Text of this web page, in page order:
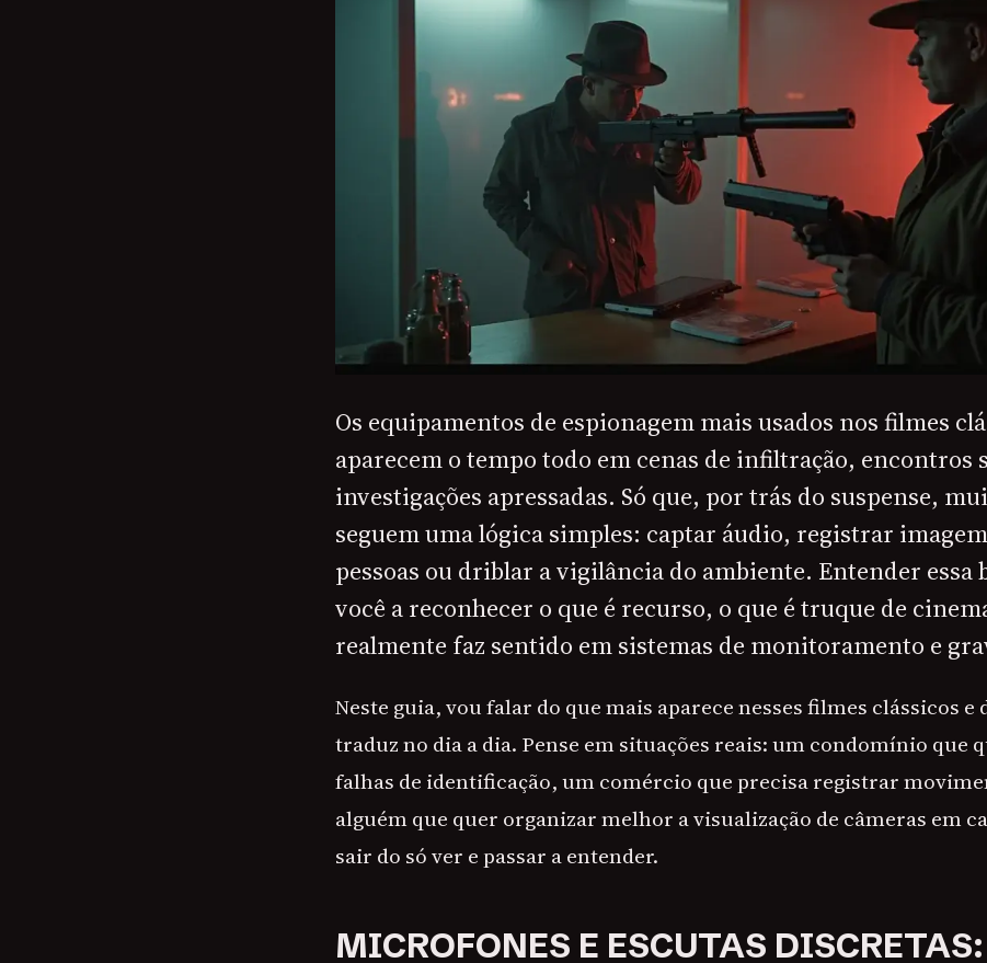
Os equipamentos de espionagem mais usados nos filmes
aparecem o tempo todo em cenas de infiltração, encontros
investigações apressadas. Só que, por trás do suspense,
seguem uma lógica simples: captar áudio, registrar
pessoas ou driblar a vigilância do ambiente. Entender essa
você a reconhecer o que é recurso, o que é truque de
realmente faz sentido em sistemas de monitoramento e
Neste guia, vou falar do que mais aparece nesses filmes clássicos e
traduz no dia a dia. Pense em situações reais: um condomínio que
falhas de identificação, um comércio que precisa registrar
alguém que quer organizar melhor a visualização de câmeras em
sair do só ver e passar a entender.
MICROFONES E ESCUTAS